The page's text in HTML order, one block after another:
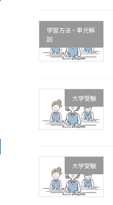
学習方法・単元解
説
大学受験
大学受験